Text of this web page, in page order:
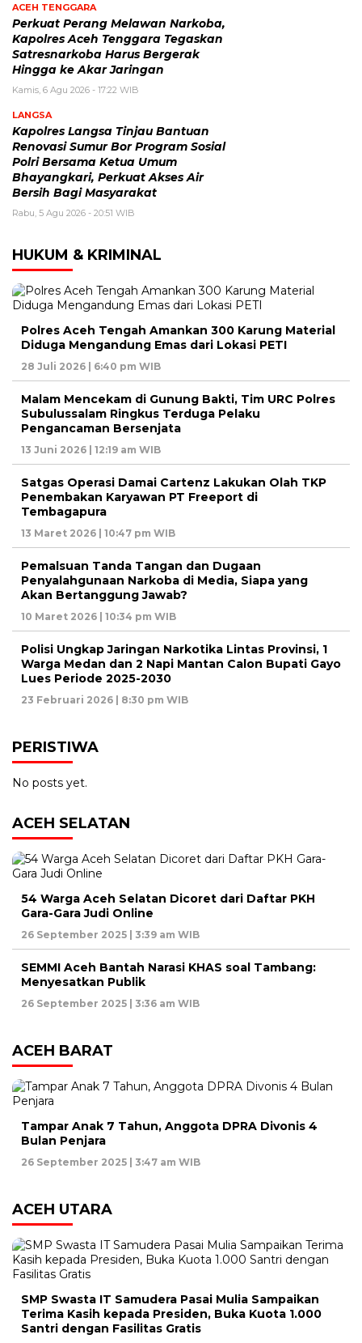
ACEH TENGGARA
Perkuat Perang Melawan Narkoba,
Kapolres Aceh Tenggara Tegaskan
Satresnarkoba Harus Bergerak
Hingga ke Akar Jaringan
Kamis, 6 Agu 2026 - 17:22 WIB
LANGSA
Kapolres Langsa Tinjau Bantuan
Renovasi Sumur Bor Program Sosial
Polri Bersama Ketua Umum
Bhayangkari, Perkuat Akses Air
Bersih Bagi Masyarakat
Rabu, 5 Agu 2026 - 20:51 WIB
HUKUM & KRIMINAL
Polres Aceh Tengah Amankan 300 Karung Material
Diduga Mengandung Emas dari Lokasi PETI
28 Juli 2026 | 6:40 pm WIB
Malam Mencekam di Gunung Bakti, Tim URC Polres
Subulussalam Ringkus Terduga Pelaku
Pengancaman Bersenjata
13 Juni 2026 | 12:19 am WIB
Satgas Operasi Damai Cartenz Lakukan Olah TKP
Penembakan Karyawan PT Freeport di
Tembagapura
13 Maret 2026 | 10:47 pm WIB
Pemalsuan Tanda Tangan dan Dugaan
Penyalahgunaan Narkoba di Media, Siapa yang
Akan Bertanggung Jawab?
10 Maret 2026 | 10:34 pm WIB
Polisi Ungkap Jaringan Narkotika Lintas Provinsi, 1
Warga Medan dan 2 Napi Mantan Calon Bupati Gayo
Lues Periode 2025-2030
23 Februari 2026 | 8:30 pm WIB
PERISTIWA
No posts yet.
ACEH SELATAN
54 Warga Aceh Selatan Dicoret dari Daftar PKH
Gara-Gara Judi Online
26 September 2025 | 3:39 am WIB
SEMMI Aceh Bantah Narasi KHAS soal Tambang:
Menyesatkan Publik
26 September 2025 | 3:36 am WIB
ACEH BARAT
Tampar Anak 7 Tahun, Anggota DPRA Divonis 4
Bulan Penjara
26 September 2025 | 3:47 am WIB
ACEH UTARA
SMP Swasta IT Samudera Pasai Mulia Sampaikan
Terima Kasih kepada Presiden, Buka Kuota 1.000
Santri dengan Fasilitas Gratis